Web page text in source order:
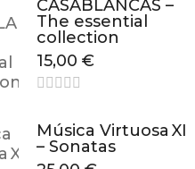
CASABLANCAS –
The essential
collection
15,00 €
Música Virtuosa XI
– Sonatas